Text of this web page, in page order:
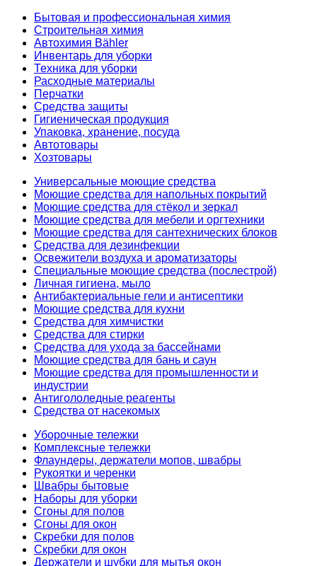
Бытовая и профессиональная химия
Строительная химия
Автохимия Bähler
Инвентарь для уборки
Техника для уборки
Расходные материалы
Перчатки
Средства защиты
Гигиеническая продукция
Упаковка, хранение, посуда
Автотовары
Хозтовары
Универсальные моющие средства
Моющие средства для напольных покрытий
Моющие средства для стёкол и зеркал
Моющие средства для мебели и оргтехники
Моющие средства для сантехнических блоков
Средства для дезинфекции
Освежители воздуха и ароматизаторы
Специальные моющие средства (послестрой)
Личная гигиена, мыло
Антибактериальные гели и антисептики
Моющие средства для кухни
Средства для химчистки
Средства для стирки
Средства для ухода за бассейнами
Моющие средства для бань и саун
Моющие средства для промышленности и
индустрии
Антигололедные реагенты
Средства от насекомых
Уборочные тележки
Комплексные тележки
Флаундеры, держатели мопов, швабры
Рукоятки и черенки
Швабры бытовые
Наборы для уборки
Сгоны для полов
Сгоны для окон
Скребки для полов
Скребки для окон
Держатели и шубки для мытья окон